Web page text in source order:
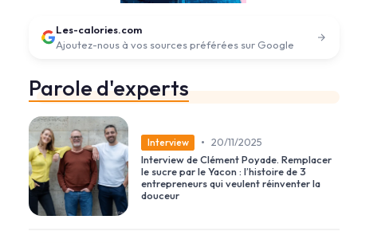
Les-calories.com
Ajoutez-nous à vos sources préférées sur Google
Parole d'experts
Interview • 20/11/2025
Interview de Clément Poyade. Remplacer
le sucre par le Yacon : l’histoire de 3
entrepreneurs qui veulent réinventer la
douceur